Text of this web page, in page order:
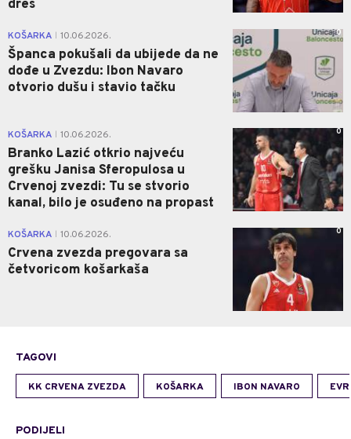
dres
KOŠARKA 10.06.2026.
Španca pokušali da ubijede da ne
dođe u Zvezdu: Ibon Navaro
otvorio dušu i stavio tačku
0
KOŠARKA 10.06.2026.
Branko Lazić otkrio najveću
grešku Janisa Sferopulosa u
Crvenoj zvezdi: Tu se stvorio
kanal, bilo je osuđeno na propast
0
KOŠARKA 10.06.2026.
Crvena zvezda pregovara sa
četvoricom košarkaša
0
TAGOVI
KK CRVENA ZVEZDA KOŠARKA IBON NAVARO
PODIJELI